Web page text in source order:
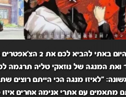
המנגה של נוזאקי טליה תרגמה
"לאיזו מנגה הכי הייתם
מתאמים עם אתרי אנימה אחרים איזו